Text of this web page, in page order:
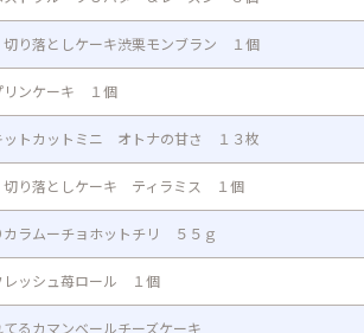
り落としケーキ渋栗モンブラン １個
ンケーキ １個
トカットミニ オトナの甘さ １３枚
り落としケーキ ティラミス １個
ラムーチョホットチリ ５５ｇ
ッシュ苺ロール １個
るカマンベールチーズケーキ